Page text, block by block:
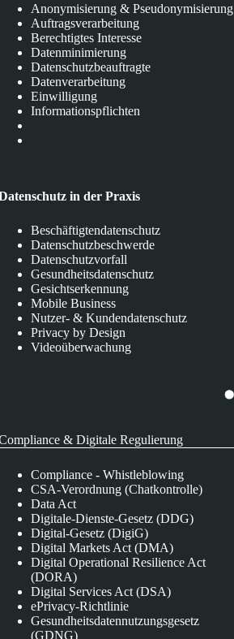
Anonymisierung & Pseudonymisierung
Auftragsverarbeitung
Berechtigtes Interesse
Datenminimierung
Datenschutzbeauftragte
Datenverarbeitung
Einwilligung
Informationspflichten
in der Praxis
Beschäftigtendatenschutz
Datenschutzbeschwerde
Datenschutzvorfall
Gesundheitsdatenschutz
Gesichtserkennung
Mobile Business
Nutzer- & Kundendatenschutz
Privacy by Design
Videoüberwachung
& Digitale Regulierung
Compliance - Whistleblowing
CSA-Verordnung (Chatkontrolle)
Data Act
Digitale-Dienste-Gesetz (DDG)
Digital-Gesetz (DigiG)
Digital Markets Act (DMA)
Digital Operational Resilience Act
(DORA)
Digital Services Act (DSA)
ePrivacy-Richtlinie
Gesundheitsdatennutzungsgesetz
(GDNG)